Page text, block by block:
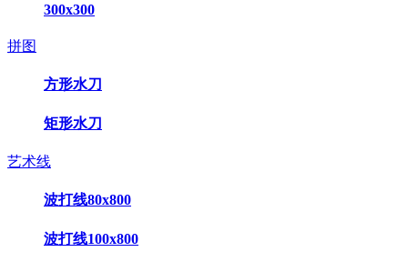
300x300
拼图
方形水刀
矩形水刀
艺术线
波打线80x800
波打线100x800